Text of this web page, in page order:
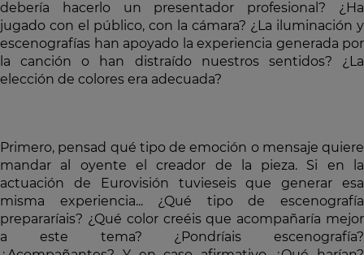
debería hacerlo un presentador profesional? ¿Ha
jugado con el público, con la cámara? ¿La iluminación y
escenografías han apoyado la experiencia generada por
la canción o han distraído nuestros sentidos? ¿La
elección de colores era adecuada?
Primero, pensad qué tipo de emoción o mensaje quiere
mandar al oyente el creador de la pieza. Si en la
actuación de Eurovisión tuvieseis que generar esa
misma experiencia... ¿Qué tipo de escenografía
prepararíais? ¿Qué color creéis que acompañaría mejor
a este tema? ¿Pondríais escenografía?